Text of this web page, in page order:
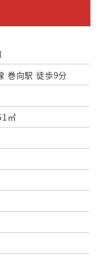
巻向駅 徒歩9分
㎡